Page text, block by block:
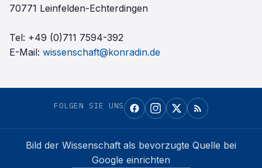
70771 Leinfelden-Echterdingen
Tel: +49 (0)711 7594-392
E-Mail: wissenschaft@konradin.de
FOLGEN SIE UNS
Bild der Wissenschaft als bevorzugte Quelle bei
Google einrichten